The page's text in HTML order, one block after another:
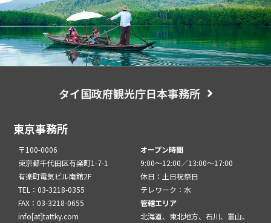
タイ国政府観光庁日本事務所
東京事務所
〒100-0006
東京都千代田区有楽町1-7-1
有楽町電気ビル南館2F
TEL：03-3218-0355
FAX：03-3218-0655
info[at]tattky.com
オープン時間
9:00～12:00／13:00～17:00
休日：土日祝祭日
テレワーク：水
管轄エリア
北海道、東北地方、石川、富山、